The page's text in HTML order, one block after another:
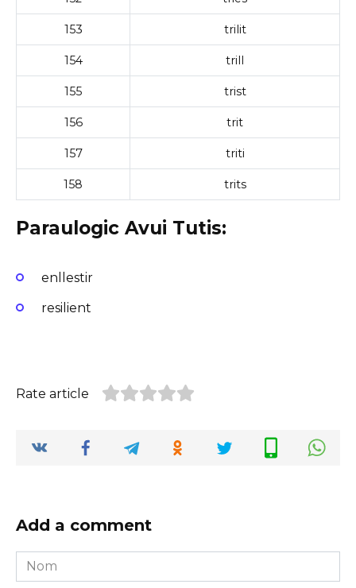
153 trilit
154 trill
155 trist
156 trit
157 triti
158 trits
Paraulogic Avui Tutis:
enllestir
resilient
Rate article
Add a comment
Nom
*